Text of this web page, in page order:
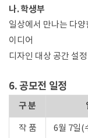
나. 학생부
일상에서 만나는 다
이디어
디자인 대상 공간 설
6. 공모전 일정
구 분
작 품
6월 7일(